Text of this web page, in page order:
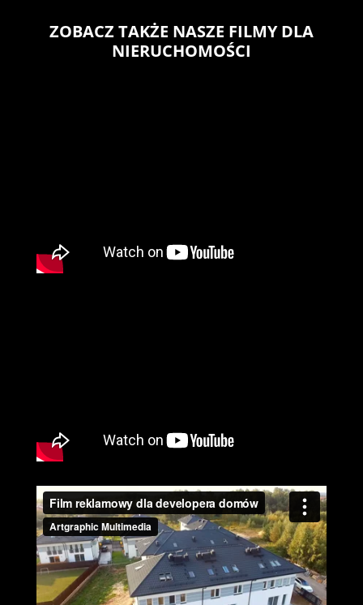
ZOBACZ TAKŻE NASZE FILMY DLA
NIERUCHOMOŚCI